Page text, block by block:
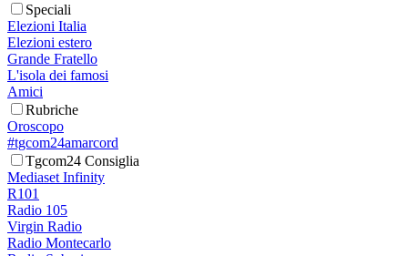
Speciali
Elezioni Italia
Elezioni estero
Grande Fratello
L'isola dei famosi
Amici
Rubriche
Oroscopo
#tgcom24amarcord
Tgcom24 Consiglia
Mediaset Infinity
R101
Radio 105
Virgin Radio
Radio Montecarlo